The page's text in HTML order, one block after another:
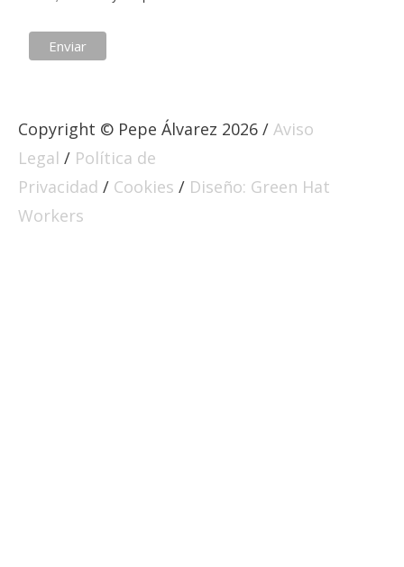
Copyright © Pepe Álvarez 2026 / Aviso
Legal / Política de
Privacidad / Cookies / Diseño: Green Hat
Workers